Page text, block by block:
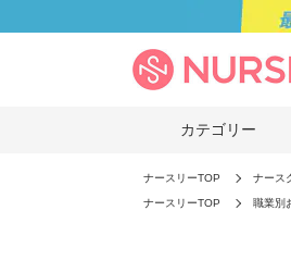
カテゴリー
ナースリーTOP ナース
ナースリーTOP 職業別